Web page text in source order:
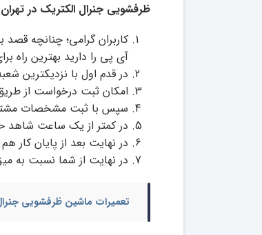
ظرفشویی جنرال الکتریک در تهران
کاربران گرامی؛ چنانچه
آی پی را دارید بهترین راه برای شما
در قدم اول با نزدیکترین
امکان ثبت درخواست از
سپس با ثبت مشخصات
در کمتر از یک ساعت شاهد
در نهایت بعد از پایان کار
در نهایت از شما نسبت به
تعمیرات ماشین ظرفشویی